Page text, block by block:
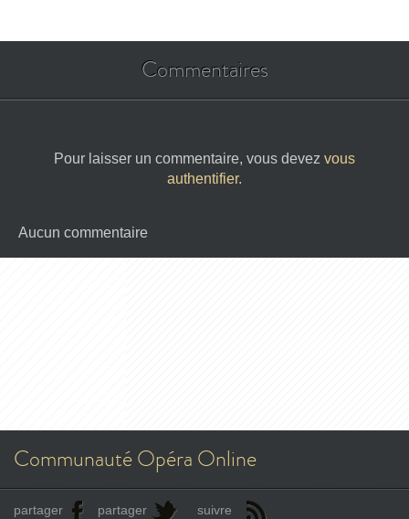
Commentaires
Pour laisser un commentaire, vous devez vous
authentifier.
Aucun commentaire
Communauté Opéra Online
partager partager suivre